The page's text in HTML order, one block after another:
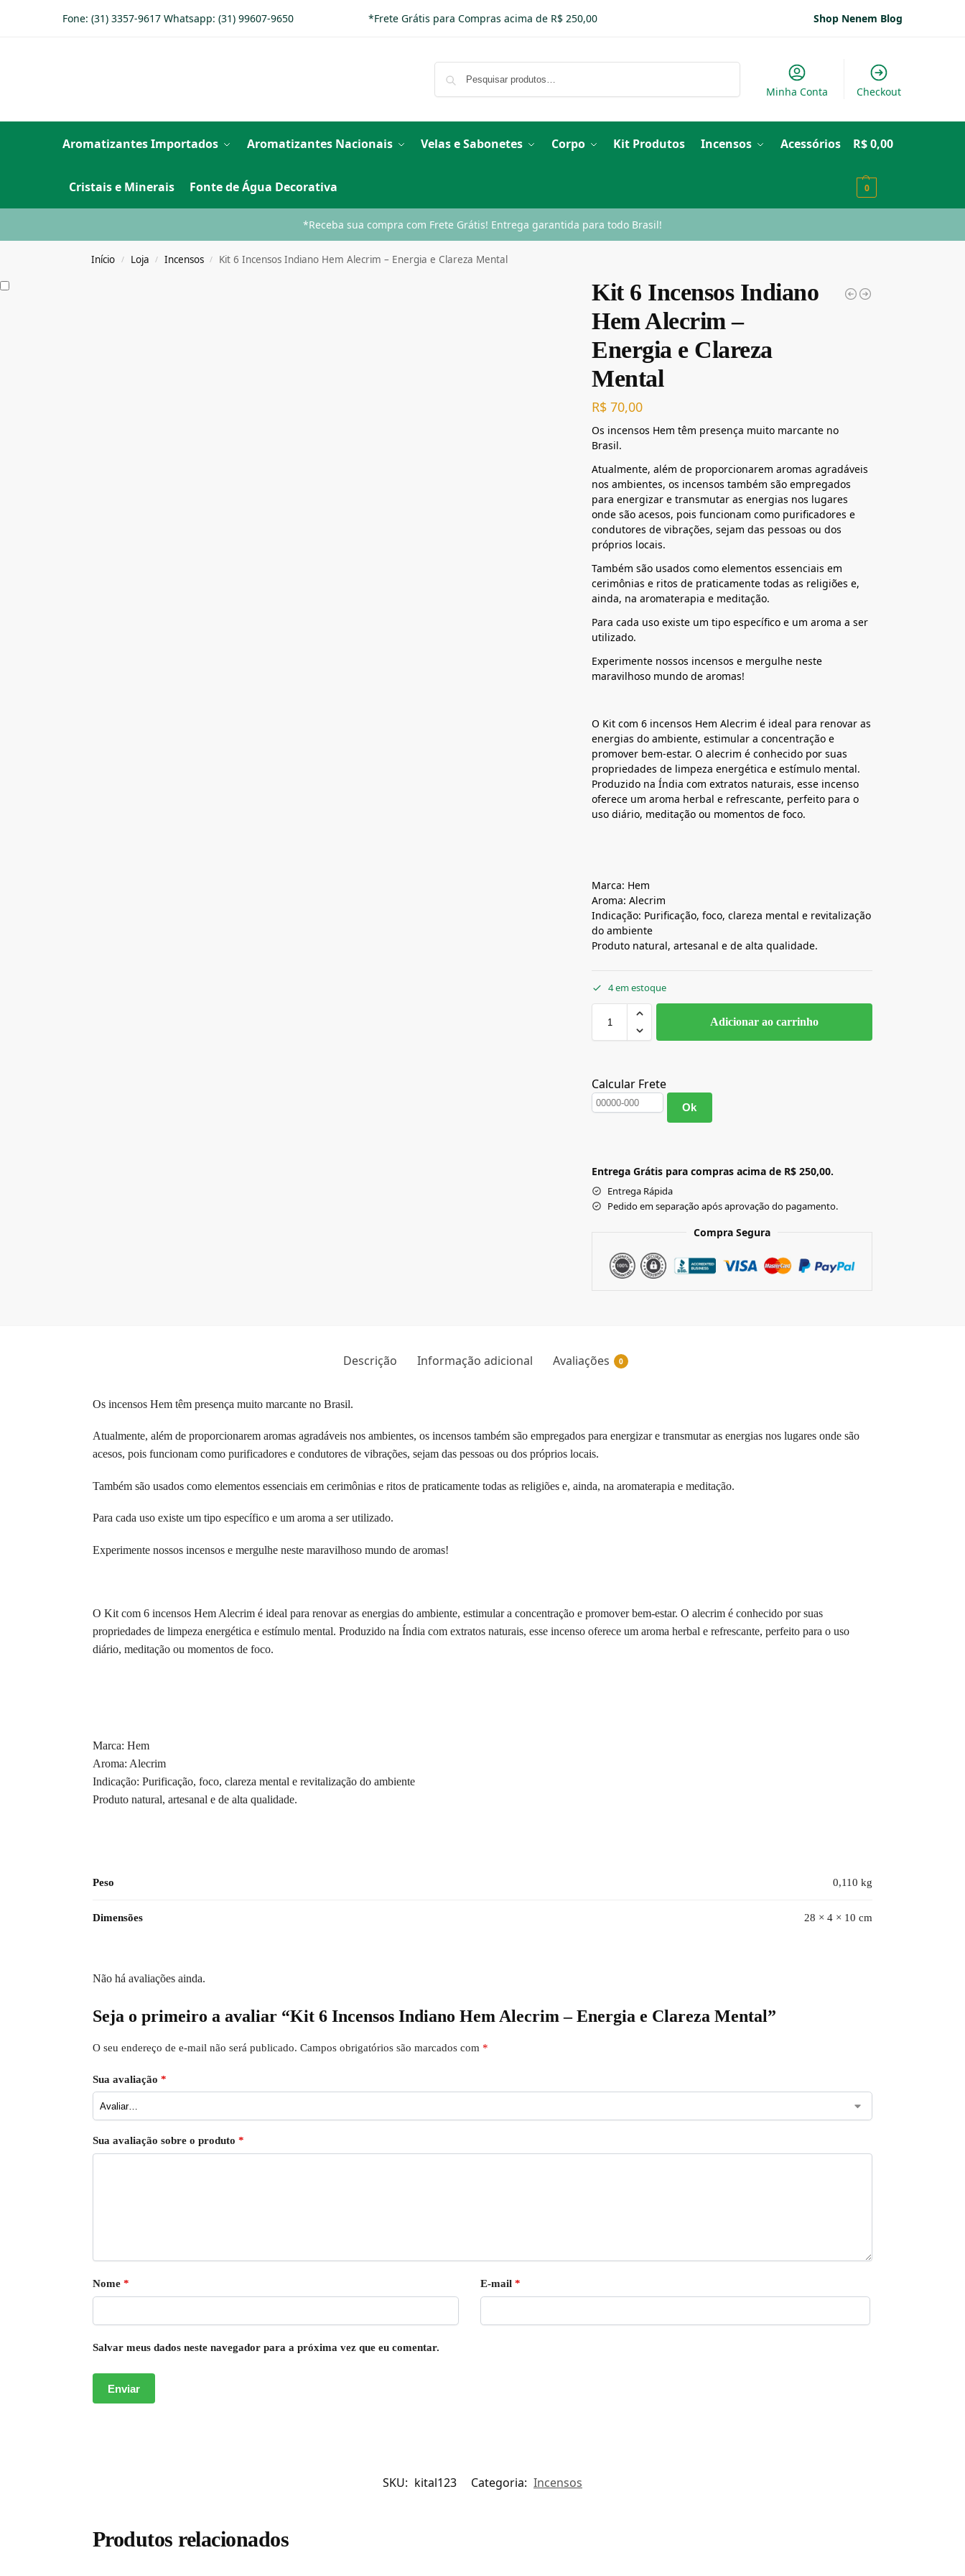
Fone: (31) 3357-9617 Whatsapp: (31) 99607-9650 *Frete Grátis para Compras acima de R$ 250,00 Shop Nenem Blog
Minha Conta Checkout
Aromatizantes Importados Aromatizantes Nacionais Velas e Sabonetes Corpo Kit Produtos Incensos Acessórios
Cristais e Minerais Fonte de Água Decorativa
R$0,00
0
*Receba sua compra com Frete Grátis! Entrega garantida para todo Brasil!
Início / Loja / Incensos / Kit 6 Incensos Indiano Hem Alecrim – Energia e Clareza Mental
Kit 6 Incensos Indiano
Hem Alecrim –
Energia e Clareza
Mental
R$ 70,00
Os incensos Hem têm presença muito marcante no
Brasil.
Atualmente, além de proporcionarem aromas agradáveis
nos ambientes, os incensos também são empregados
para energizar e transmutar as energias nos lugares
onde são acesos, pois funcionam como purificadores e
condutores de vibrações, sejam das pessoas ou dos
próprios locais.
Também são usados como elementos essenciais em
cerimônias e ritos de praticamente todas as religiões e,
ainda, na aromaterapia e meditação.
Para cada uso existe um tipo específico e um aroma a ser
utilizado.
Experimente nossos incensos e mergulhe neste
maravilhoso mundo de aromas!
O Kit com 6 incensos Hem Alecrim é ideal para renovar as
energias do ambiente, estimular a concentração e
promover bem-estar. O alecrim é conhecido por suas
propriedades de limpeza energética e estímulo mental.
Produzido na Índia com extratos naturais, esse incenso
oferece um aroma herbal e refrescante, perfeito para o
uso diário, meditação ou momentos de foco.
Marca: Hem
Aroma: Alecrim
Indicação: Purificação, foco, clareza mental e revitalização
do ambiente
Produto natural, artesanal e de alta qualidade.
4 em estoque
Adicionar ao carrinho
Calcular Frete
Ok
Entrega Grátis para compras acima de R$ 250,00.
Entrega Rápida
Pedido em separação após aprovação do pagamento.
Compra Segura
Descrição Informação adicional Avaliações 0
Os incensos Hem têm presença muito marcante no Brasil.
Atualmente, além de proporcionarem aromas agradáveis nos ambientes, os incensos também são empregados para energizar e transmutar as energias nos lugares onde são
acesos, pois funcionam como purificadores e condutores de vibrações, sejam das pessoas ou dos próprios locais.
Também são usados como elementos essenciais em cerimônias e ritos de praticamente todas as religiões e, ainda, na aromaterapia e meditação.
Para cada uso existe um tipo específico e um aroma a ser utilizado.
Experimente nossos incensos e mergulhe neste maravilhoso mundo de aromas!
O Kit com 6 incensos Hem Alecrim é ideal para renovar as energias do ambiente, estimular a concentração e promover bem-estar. O alecrim é conhecido por suas
propriedades de limpeza energética e estímulo mental. Produzido na Índia com extratos naturais, esse incenso oferece um aroma herbal e refrescante, perfeito para o uso
diário, meditação ou momentos de foco.
Marca: Hem
Aroma: Alecrim
Indicação: Purificação, foco, clareza mental e revitalização do ambiente
Produto natural, artesanal e de alta qualidade.
Peso 0,110 kg
Dimensões 28 × 4 × 10 cm
Não há avaliações ainda.
Seja o primeiro a avaliar “Kit 6 Incensos Indiano Hem Alecrim – Energia e Clareza Mental”
O seu endereço de e-mail não será publicado. Campos obrigatórios são marcados com *
Sua avaliação *
Sua avaliação sobre o produto *
Nome * E-mail *
Salvar meus dados neste navegador para a próxima vez que eu comentar.
SKU: kital123 Categoria: Incensos
Produtos relacionados